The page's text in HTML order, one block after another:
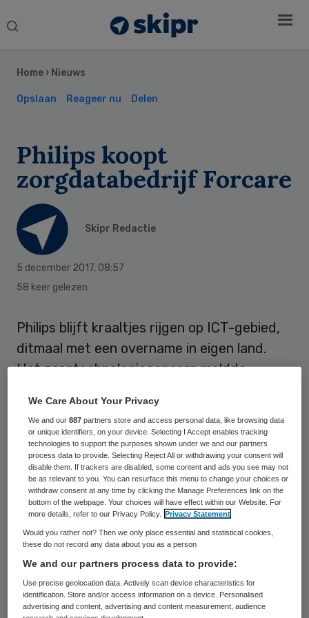
Search
Home › Nieuws
Opslaan Reageer nu Delen
Philips koopt
zorgdatabedrijf Forcare
Skipr Redactie
5 december 2017, 08:57
58 keer gelezen
Philips blijft kraaltjes rijgen op ICT-gebied,
ditmaal met een overname in eigen land.
Het zorgtechnologieconcern meldde
overgenomen, een bedrijf dat software
levert die zorgt voor een soepele
overdracht van gegevens tussen
verschillende medische systemen.
Ziekenhuizen wereldwijd maken gebruik van
de technologie van Forcare. Volgens Philips
wordt het steeds belangrijker dat
systemen van verschillende zorgverleners
goed met elkaar kunnen communiceren.
Daarom past de overname in de strategie
Sidebar
We Care About Your Privacy
We and our887 partners store and access personal data, like browsing data
or unique identifiers, on your device. Selecting I Accept enables tracking
technologies to support the purposes shown under we and our partners
process data to provide. Selecting Reject All or withdrawing your consent will
disable them. If trackers are disabled, some content and ads you see may not
be as relevant to you. You can resurface this menu to change your choices or
withdraw consent at any time by clicking the Manage Preferences link on the
bottom of the webpage. Your choices will have effect within our Website. For
more details, refer to our Privacy Policy.
Privacy Statement
Would you rather not? Then we only place essential and statistical cookies,
these do not record any data about you as a person
We and our partners process data to provide:
Use precise geolocation data. Actively scan device characteristics for
identification. Store and/or access information on a device. Personalised
advertising and content, advertising and content measurement, audience